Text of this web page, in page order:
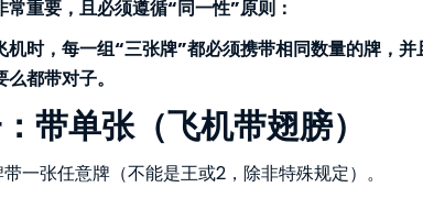
常重要，且必须遵循“同一性”原则：
机时，每一组“三张牌”都必须携带相同数量的牌，
都带对子。
带单张（飞机带翅膀）
一张任意牌（不能是王或2，除非特殊规定）。